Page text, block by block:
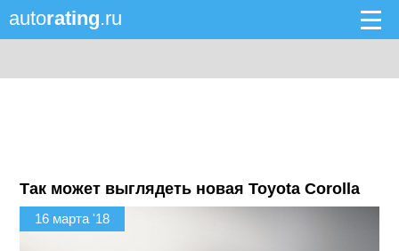
autorating.ru
Так может выглядеть новая Toyota Corolla
16 марта '18